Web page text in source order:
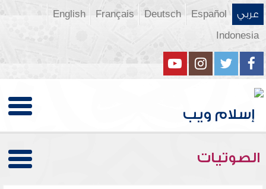
عربي Español
Deutsch
Français
English
Indonesia
الصوتيات